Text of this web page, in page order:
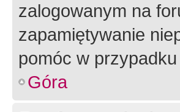
zalogowanym na
zapamiętywanie
pomóc w
Góra